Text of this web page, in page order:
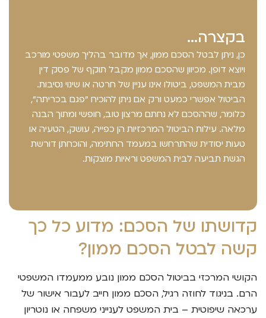
בקצרה...
כן, ניתן לבטל הסכם ממון, אך מדובר בהליך משפטי מורכב
ויוצא דופן. מכיוון שהסכם ממון מקבל תוקף של פסק דין
מבית המשפט, ביטולו אינו עניין של חרטה או שינוי נסיבות.
הביטול אפשרי כמעט ורק אם ניתן להוכיח "פגם בכריתה",
כלומר, שההסכם לא נחתם מרצון טוב, חופשי ומתוך הבנה
מלאה. עילות הביטול המרכזיות הן כפייה, עושק, הטעיה או
טעות יסודית שהתרחשו במעמד החתימה, והוכחתן דורשת
הגשת תביעה לבית המשפט וראיות מוצקות.
קדושתו של הסכם: מדוע כל כך
קשה לבטל הסכם ממון?
הקושי המרכזי בביטול הסכם ממון נובע ממעמדו המשפטי
הרם. בניגוד לחוזה רגיל, הסכם ממון חייב לעבור אישור של
ערכאה שיפוטית – בית המשפט לענייני משפחה או נוטריון